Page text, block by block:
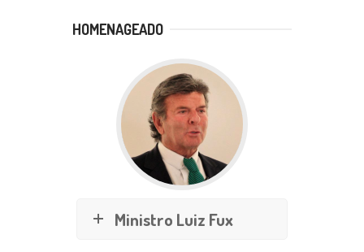
HOMENAGEADO
Ministro Luiz Fux